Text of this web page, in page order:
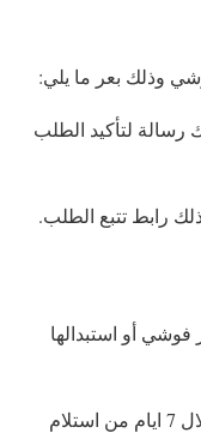
وذلك بعر ما يلي:
لتأكيد الطلب
رابط تتبع الطلب.
أو استبدالها
حيث متاح لك الاستبدال والإرجاع وذلك خلال 7 ايام من استلام